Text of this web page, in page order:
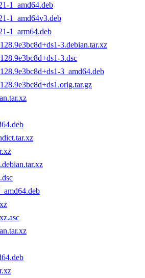
1_amd64.deb
1_amd64v3.deb
1_arm64.deb
3.debian.tar.xz
3.dsc
3_amd64.deb